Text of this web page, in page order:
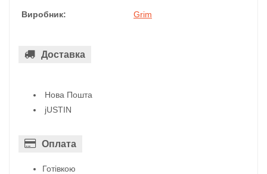
Виробник: Grim
Доставка
Нова Пошта
jUSTIN
Оплата
Готівкою